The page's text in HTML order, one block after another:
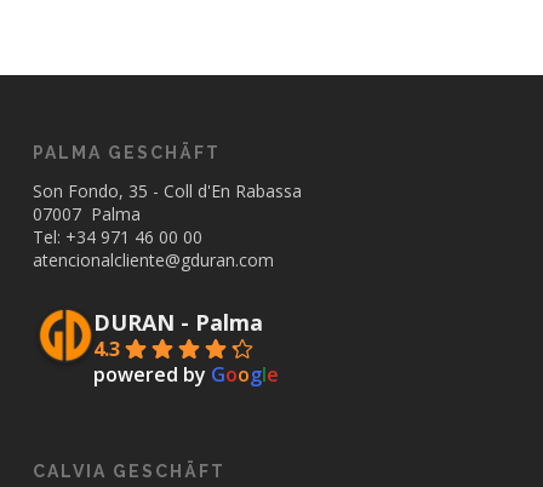
PALMA GESCHÄFT
Son Fondo, 35 - Coll d'En Rabassa
07007 Palma
Tel: +34 971 46 00 00
atencionalcliente@gduran.com
DURAN - Palma
4.3
powered by Google
CALVIA GESCHÄFT